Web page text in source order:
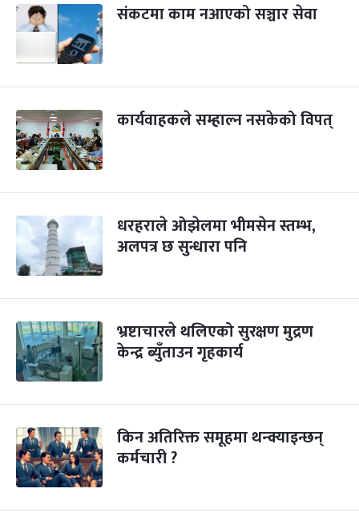
संकटमा काम नआएको सञ्चार सेवा
कार्यवाहकले सम्हाल्न नसकेको विपत्
धरहराले ओझेलमा भीमसेन स्तम्भ,
अलपत्र छ सुन्धारा पनि
भ्रष्टाचारले थलिएको सुरक्षण मुद्रण
केन्द्र ब्युँताउन गृहकार्य
किन अतिरिक्त समूहमा थन्क्याइन्छन्
कर्मचारी ?